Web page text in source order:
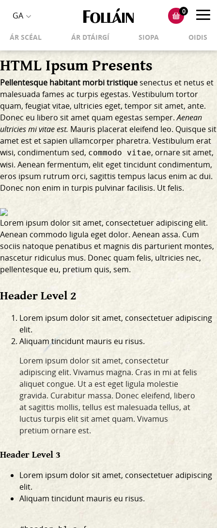
GA
language
selector
0
ÁR SCÉAL ÁR DTÁIRGÍ SIOPA OIDIS
HTML Ipsum Presents
Pellentesque habitant morbi tristiquesenectus et netus et
malesuada fames ac turpis egestas. Vestibulum tortor
quam, feugiat vitae, ultricies eget, tempor sit amet, ante.
Donec eu libero sit amet quam egestas semper.Aenean
ultricies mi vitae est. Mauris placerat eleifend leo. Quisque sit
amet est et sapien ullamcorper pharetra. Vestibulum erat
wisi, condimentum sed, commodo vitae, ornare sit amet,
wisi. Aenean fermentum, elit eget tincidunt condimentum,
eros ipsum rutrum orci, sagittis tempus lacus enim ac dui.
Donec non enim in turpis pulvinar facilisis. Ut felis.
Lorem ipsum dolor sit amet, consectetuer adipiscing elit.
Aenean commodo ligula eget dolor. Aenean assa. Cum
sociis natoque penatibus et magnis dis parturient montes,
nascetur ridiculus mus. Donec quam felis, ultricies nec,
pellentesque eu, pretium quis, sem.
Header Level 2
Lorem ipsum dolor sit amet, consectetuer adipiscing
elit.
Aliquam tincidunt mauris eu risus.
Lorem ipsum dolor sit amet, consectetur
adipiscing elit. Vivamus magna. Cras in mi at felis
aliquet congue. Ut a est eget ligula molestie
gravida. Curabitur massa. Donec eleifend, libero
at sagittis mollis, tellus est malesuada tellus, at
luctus turpis elit sit amet quam. Vivamus
pretium ornare est.
Header Level 3
Lorem ipsum dolor sit amet, consectetuer adipiscing
elit.
Aliquam tincidunt mauris eu risus.